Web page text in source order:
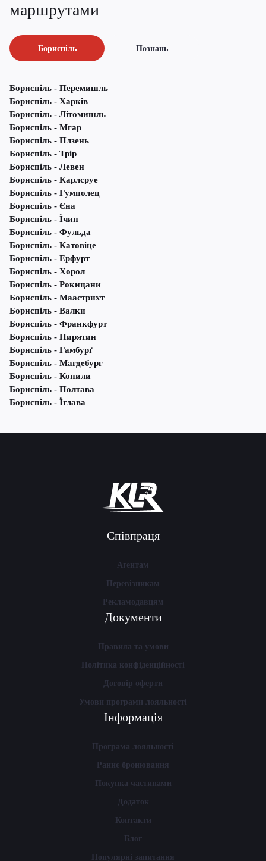
маршрутами
Бориспіль Познань
Бориспіль - Перемишль
Бориспіль - Харків
Бориспіль - Літомишль
Бориспіль - Мгар
Бориспіль - Плзень
Бориспіль - Трір
Бориспіль - Левен
Бориспіль - Карлсруе
Бориспіль - Гумполец
Бориспіль - Єна
Бориспіль - Їчин
Бориспіль - Фульда
Бориспіль - Катовіце
Бориспіль - Ерфурт
Бориспіль - Хорол
Бориспіль - Рокицани
Бориспіль - Маастрихт
Бориспіль - Валки
Бориспіль - Франкфурт
Бориспіль - Пирятин
Бориспіль - Гамбурґ
Бориспіль - Магдебург
Бориспіль - Копили
Бориспіль - Полтава
Бориспіль - Їглава
Співпраця
Агентам
Перевізникам
Рекламодавцям
Документи
Правила та умови
Політика конфіденційності
Договір оферти
Умови програми лояльності
Інформація
Програма лояльності
Раннє бронювання
Покупка частинами
Додаток
Контакти
Блог
Популярні запитання